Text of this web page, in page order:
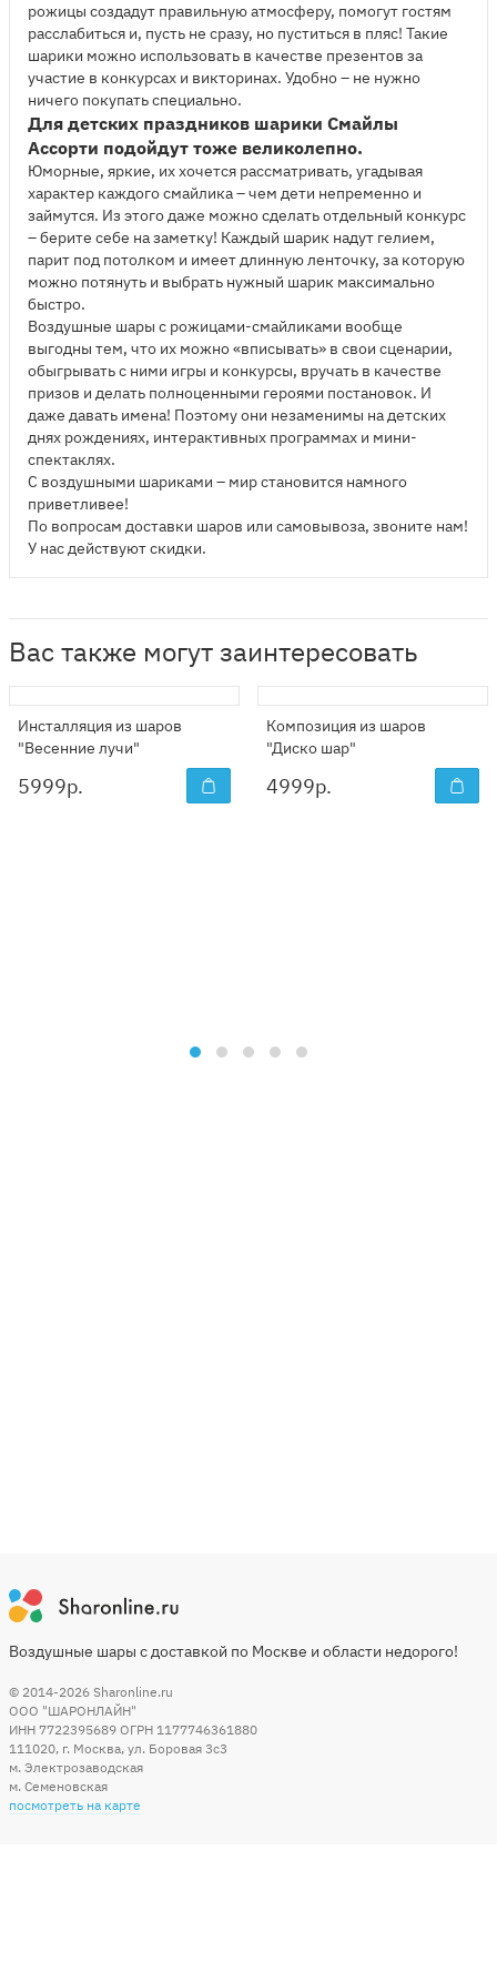
рожицы создадут правильную атмосферу, помогут гостям
расслабиться и, пусть не сразу, но пуститься в пляс! Такие
шарики можно использовать в качестве презентов за
участие в конкурсах и викторинах. Удобно – не нужно
ничего покупать специально.
Для детских праздников шарики Смайлы
Ассорти подойдут тоже великолепно.
Юморные, яркие, их хочется рассматривать, угадывая
характер каждого смайлика – чем дети непременно и
займутся. Из этого даже можно сделать отдельный конкурс
– берите себе на заметку! Каждый шарик надут гелием,
парит под потолком и имеет длинную ленточку, за которую
можно потянуть и выбрать нужный шарик максимально
быстро.
Воздушные шары с рожицами-смайликами вообще
выгодны тем, что их можно «вписывать» в свои сценарии,
обыгрывать с ними игры и конкурсы, вручать в качестве
призов и делать полноценными героями постановок. И
даже давать имена! Поэтому они незаменимы на детских
днях рождениях, интерактивных программах и мини-
спектаклях.
С воздушными шариками – мир становится намного
приветливее!
По вопросам доставки шаров или самовывоза, звоните нам!
У нас действуют скидки.
Вас также могут заинтересовать
Инсталляция из шаров
"Весенние лучи"
5999р.
Композиция из шаров
"Диско шар"
4999р.
Воздушные шары с доставкой по Москве и области недорого!
© 2014-2026 Sharonline.ru
ООО "ШАРОНЛАЙН"
ИНН 7722395689 ОГРН 1177746361880
111020, г. Москва, ул. Боровая 3c3
м. Электрозаводская
м. Семеновская
посмотреть на карте